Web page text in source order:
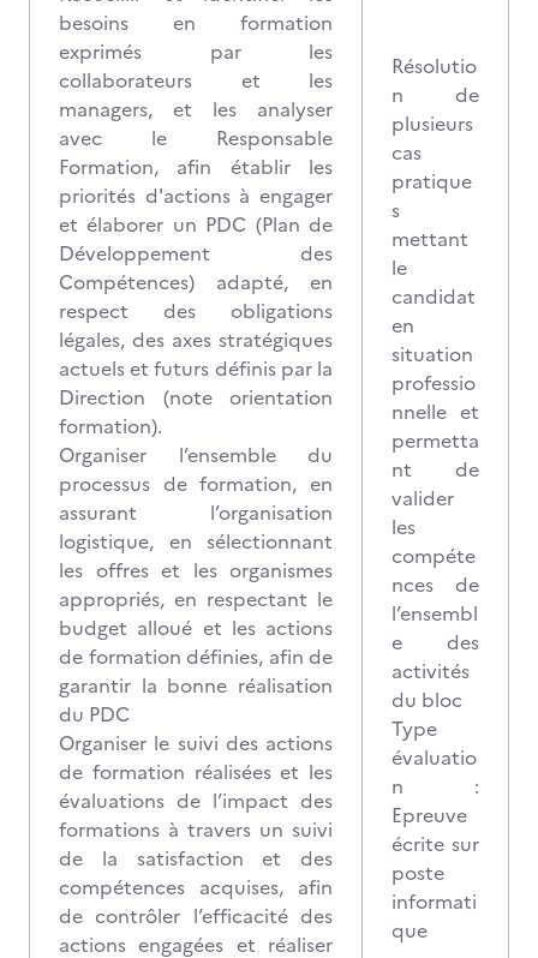
besoins en formation
exprimés par les
collaborateurs et les
managers, et les analyser
avec le Responsable
Formation, afin établir les
priorités d'actions à engager
et élaborer un PDC (Plan de
Développement des
Compétences) adapté, en
respect des obligations
légales, des axes stratégiques
actuels et futurs définis par la
Direction (note orientation
formation).
Organiser l’ensemble du
processus de formation, en
assurant l’organisation
logistique, en sélectionnant
les offres et les organismes
appropriés, en respectant le
budget alloué et les actions
de formation définies, afin de
garantir la bonne réalisation
du PDC
Organiser le suivi des actions
de formation réalisées et les
évaluations de l’impact des
formations à travers un suivi
de la satisfaction et des
compétences acquises, afin
de contrôler l’efficacité des
actions engagées et réaliser
Résolutio
n de
plusieurs
cas
pratique
s
mettant
le
candidat
en
situation
professio
nnelle et
permetta
nt de
valider
les
compéte
nces de
l’ensembl
e des
activités
du bloc
Type
évaluatio
n :
Epreuve
écrite sur
poste
informati
que